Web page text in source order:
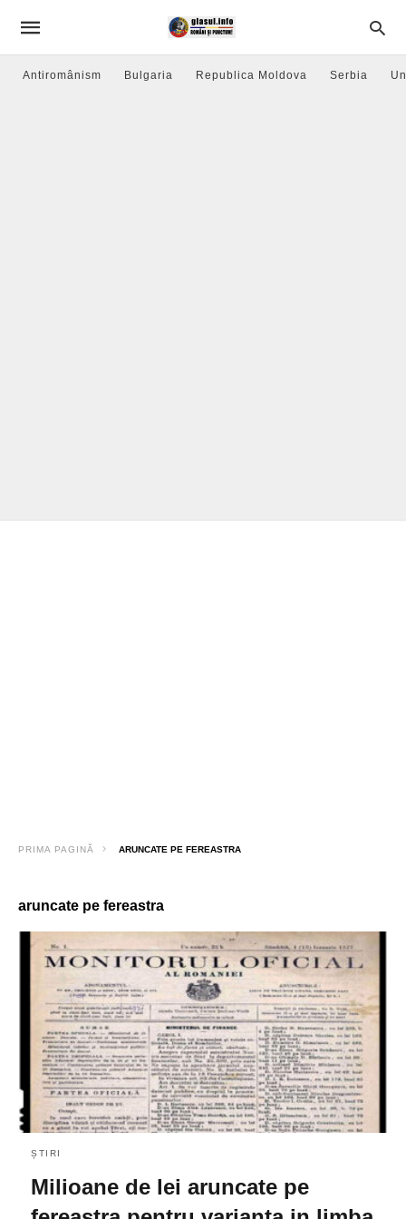
Antiromânism Bulgaria Republica Moldova Serbia
PRIMA PAGINĂ ARUNCATE PE FEREASTRA
aruncate pe fereastra
ȘTIRI
Milioane de lei aruncate pe